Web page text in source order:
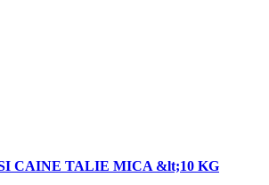
CAINE TALIE MICA &lt;10 KG